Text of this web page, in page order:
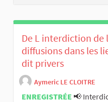
De L interdiction de
diffusions dans les
dit privers
Aymeric LE CLOITRE
ENREGISTRÉE 📢